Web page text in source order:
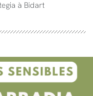
à Bidart